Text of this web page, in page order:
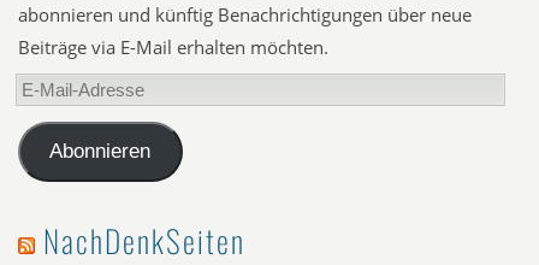
abonnieren und künftig Benachrichtigungen über neue
Beiträge via E-Mail erhalten möchten.
E-
Mail-
AdresseAbonnieren
NachDenkSeiten